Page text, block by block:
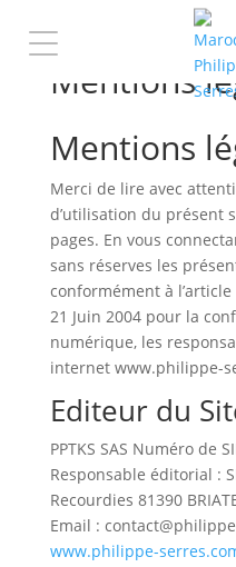
Mentions
Mentions
Merci de lire avec
d’utilisation du présent
pages. En vous
sans réserves les
conformément à
21 Juin 2004 pour la
numérique, les
internet www.philippe-
Editeur du
PPTKS SAS Numéro de
Responsable éditorial :
Recourdies 81390
Email :
www.philippe-